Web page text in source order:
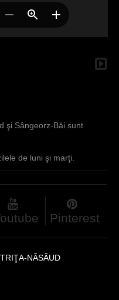
şi Sângeorz-Băi sunt
de luni şi marţi.
Pinterest
NĂSĂUD